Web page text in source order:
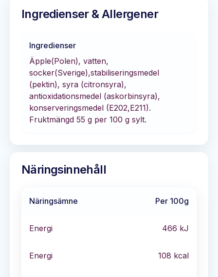
Ingredienser & Allergener
Ingredienser
Äpple(Polen), vatten,
socker(Sverige),stabiliseringsmedel
(pektin), syra (citronsyra),
antioxidationsmedel (askorbinsyra),
konserveringsmedel (E202,E211).
Fruktmängd 55 g per 100 g sylt.
Näringsinnehåll
Näringsämne Per 100g
Energi 466 kJ
Energi 108 kcal